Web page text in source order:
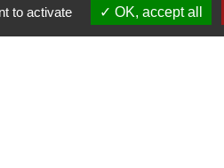
5 46 01 40 64
par formulaire
to activate OK, accept all